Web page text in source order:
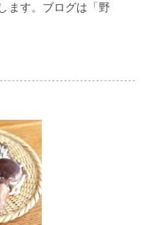
ます。ブログは「野